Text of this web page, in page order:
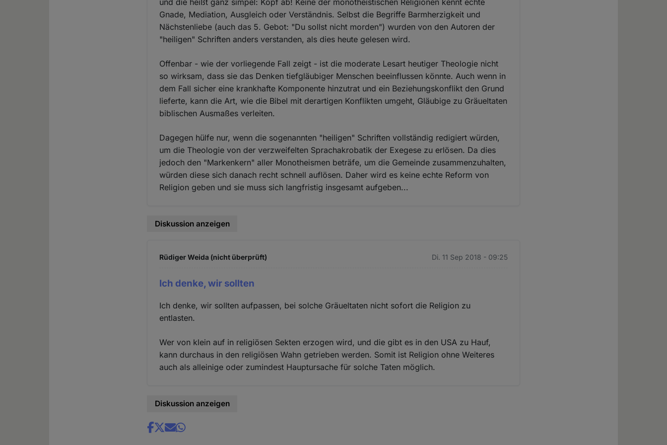
und die heißt ganz simpel: Kopf ab! Keine der monotheistischen Religionen kennt echte
Gnade, Mediation, Ausgleich oder Verständnis. Selbst die Begriffe Barmherzigkeit und
Nächstenliebe (auch das 5. Gebot: "Du sollst nicht morden") wurden von den Autoren der
"heiligen" Schriften anders verstanden, als dies heute gelesen wird.
Offenbar - wie der vorliegende Fall zeigt - ist die moderate Lesart heutiger Theologie nicht
so wirksam, dass sie das Denken tiefgläubiger Menschen beeinflussen könnte. Auch wenn in
dem Fall sicher eine krankhafte Komponente hinzutrat und ein Beziehungskonflikt den Grund
lieferte, kann die Art, wie die Bibel mit derartigen Konflikten umgeht, Gläubige zu Gräueltaten
biblischen Ausmaßes verleiten.
Dagegen hülfe nur, wenn die sogenannten "heiligen" Schriften vollständig redigiert würden,
um die Theologie von der verzweifelten Sprachakrobatik der Exegese zu erlösen. Da dies
jedoch den "Markenkern" aller Monotheismen beträfe, um die Gemeinde zusammenzuhalten,
würden diese sich danach recht schnell auflösen. Daher wird es keine echte Reform von
Religion geben und sie muss sich langfristig insgesamt aufgeben...
Diskussion anzeigen
Rüdiger Weida (nicht überprüft) Di. 11 Sep 2018 - 09:25
Ich denke, wir sollten
Ich denke, wir sollten aufpassen, bei solche Gräueltaten nicht sofort die Religion zu
entlasten.
Wer von klein auf in religiösen Sekten erzogen wird, und die gibt es in den USA zu Hauf,
kann durchaus in den religiösen Wahn getrieben werden. Somit ist Religion ohne Weiteres
auch als alleinige oder zumindest Hauptursache für solche Taten möglich.
Diskussion anzeigen
Share